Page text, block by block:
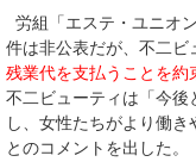
労組「エステ・ユニオ
件は非公表だが、不二ビ
残業代を支払うことを約
不二ビューティは「今後
し、女性たちがより働き
とのコメントを出した。